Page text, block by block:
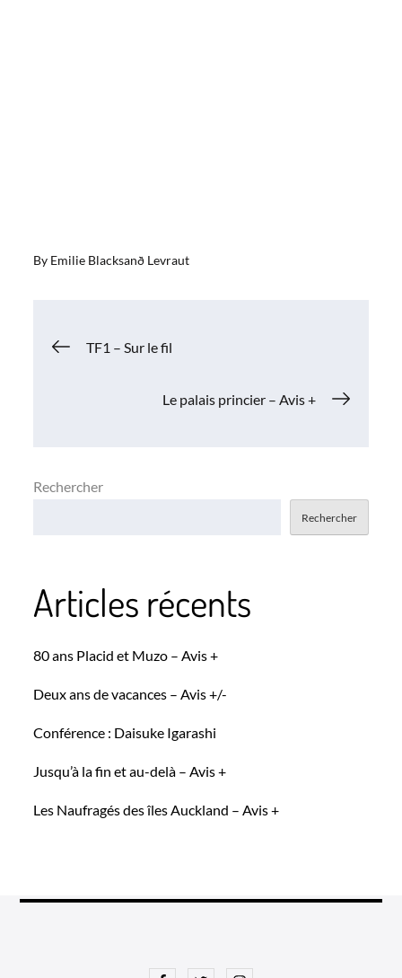
By Emilie Blacksanð Levraut
Navigation
TF1 – Sur le fil
Le palais princier – Avis +
Rechercher
Rechercher
Articles récents
80 ans Placid et Muzo – Avis +
Deux ans de vacances – Avis +/-
Conférence : Daisuke Igarashi
Jusqu’à la fin et au-delà – Avis +
Les Naufragés des îles Auckland – Avis +